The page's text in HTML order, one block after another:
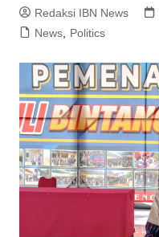
Redaksi IBN News
News, Politics